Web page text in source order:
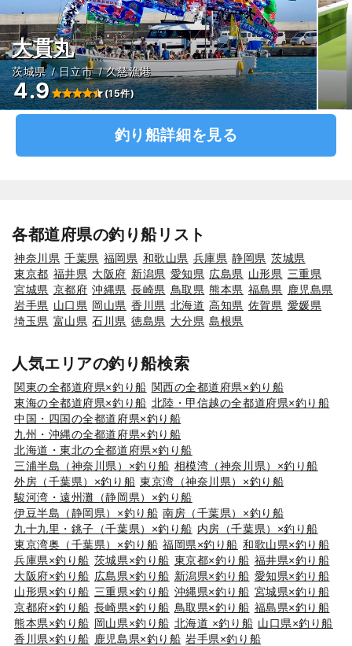
大貫丸
茨城県 日立市 久慈漁港
4.9 (15件)
釣り船詳細を見る
各都道府県の釣り船リスト
神奈川県 千葉県 福岡県 和歌山県 兵庫県 静岡県 茨城県
東京都 福井県 大阪府 新潟県 愛知県 広島県 山形県 三重県
宮城県 京都府 沖縄県 長崎県 鳥取県 熊本県 福島県
鹿児島県
岩手県 山口県 岡山県 香川県 北海道 高知県 佐賀県 愛媛県
埼玉県 富山県 石川県 徳島県 大分県 島根県
人気エリアの釣り船検索
関東の全都道府県×釣り船 関西の全都道府県×釣り船
東海の全都道府県×釣り船 北陸・甲信越の全都道府県×釣り船
中国・四国の全都道府県×釣り船
九州・沖縄の全都道府県×釣り船
北海道・東北の全都道府県×釣り船
三浦半島（神奈川県）×釣り船 相模湾（神奈川県）×釣り船
外房（千葉県）×釣り船 東京湾（神奈川県）×釣り船
駿河湾・遠州灘（静岡県）×釣り船
伊豆半島（静岡県）×釣り船 南房（千葉県）×釣り船
九十九里・銚子（千葉県）×釣り船 内房（千葉県）×釣り船
東京湾奥（千葉県）×釣り船 福岡県×釣り船 和歌山県×釣り船
兵庫県×釣り船 茨城県×釣り船 東京都×釣り船 福井県×釣り船
大阪府×釣り船 広島県×釣り船 新潟県×釣り船 愛知県×釣り船
山形県×釣り船 三重県×釣り船 沖縄県×釣り船 宮城県×釣り船
京都府×釣り船 長崎県×釣り船 鳥取県×釣り船 福島県×釣り船
熊本県×釣り船 岡山県×釣り船 北海道 ×釣り船 山口県×釣り船
香川県×釣り船 鹿児島県×釣り船 岩手県×釣り船